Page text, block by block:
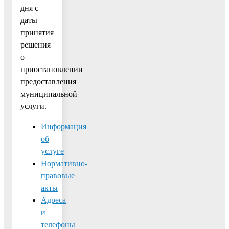
дня с
даты
принятия
решения
о
приостановлении
предоставления
муниципальной
услуги.
Информация
об
услуге
Нормативно-
правовые
акты
Адреса
и
телефоны